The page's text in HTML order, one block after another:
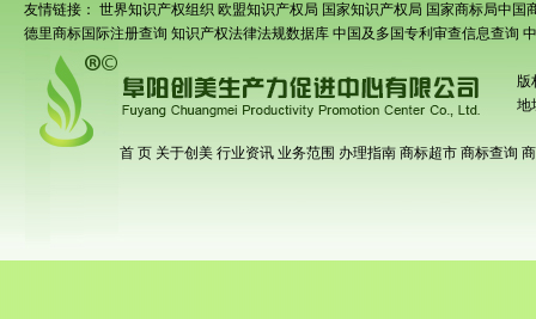
友情链接： 世界知识产权组织 欧盟知识产权局 国家知识产权局 国家商标局中国
德里商标国际注册查询 知识产权法律法规数据库 中国及多国专利审查信息查询
版
地
首 页 关于创美 行业资讯 业务范围 办理指南 商标超市 商标查询